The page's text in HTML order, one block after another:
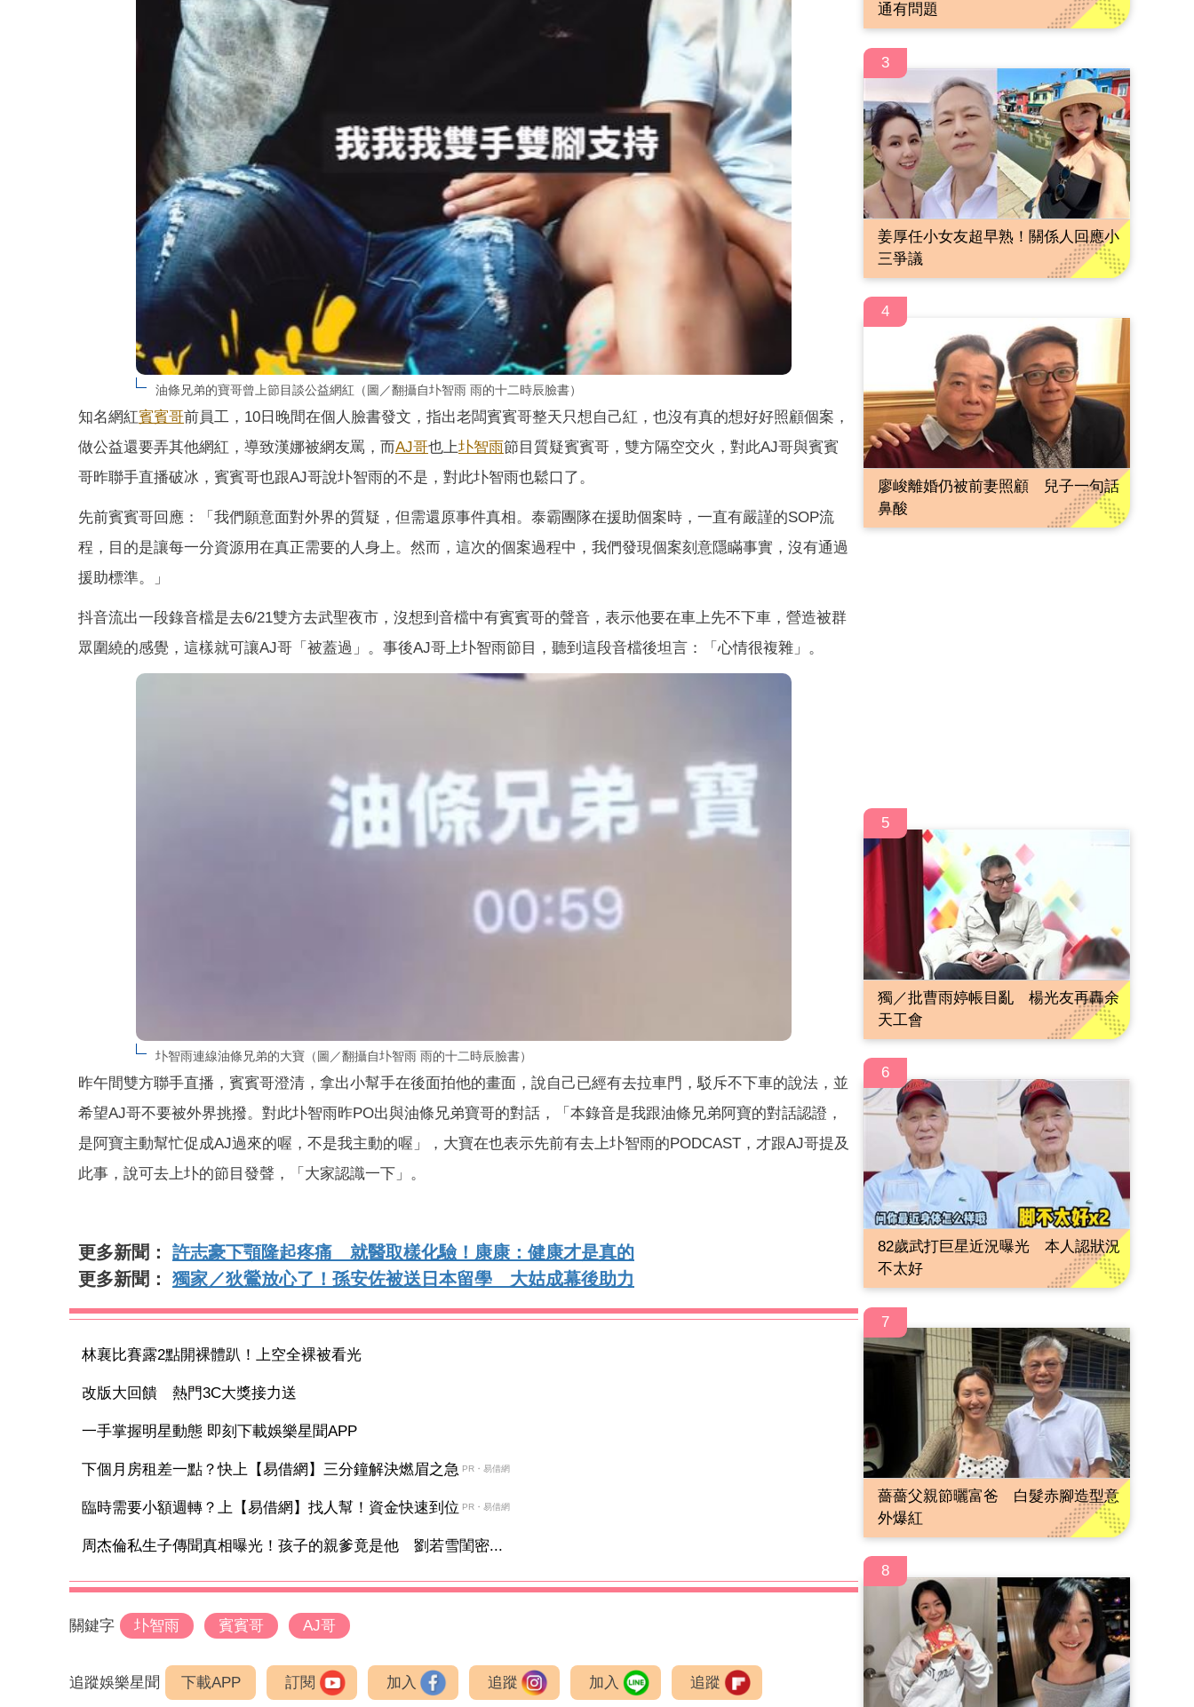
油條兄弟的寶哥曾上節目談公益網紅（圖／翻攝自圤智雨 雨的十二時辰臉書）
知名網紅賓賓哥前員工，10日晚間在個人臉書發文，指出老闆賓賓哥整天只想自己紅，也沒有真的想好好照顧個案，
做公益還要弄其他網紅，導致漢娜被網友罵，而AJ哥也上圤智雨節目質疑賓賓哥，雙方隔空交火，對此AJ哥與賓賓
哥昨聯手直播破冰，賓賓哥也跟AJ哥說圤智雨的不是，對此圤智雨也鬆口了。
先前賓賓哥回應：「我們願意面對外界的質疑，但需還原事件真相。泰霸團隊在援助個案時，一直有嚴謹的SOP流
程，目的是讓每一分資源用在真正需要的人身上。然而，這次的個案過程中，我們發現個案刻意隱瞞事實，沒有通過
援助標準。」
抖音流出一段錄音檔是去6/21雙方去武聖夜市，沒想到音檔中有賓賓哥的聲音，表示他要在車上先不下車，營造被群
眾圍繞的感覺，這樣就可讓AJ哥「被蓋過」。事後AJ哥上圤智雨節目，聽到這段音檔後坦言：「心情很複雜」。
圤智雨連線油條兄弟的大寶（圖／翻攝自圤智雨 雨的十二時辰臉書）
昨午間雙方聯手直播，賓賓哥澄清，拿出小幫手在後面拍他的畫面，說自己已經有去拉車門，駁斥不下車的說法，並
希望AJ哥不要被外界挑撥。對此圤智雨昨PO出與油條兄弟寶哥的對話，「本錄音是我跟油條兄弟阿寶的對話認證，
是阿寶主動幫忙促成AJ過來的喔，不是我主動的喔」，大寶在也表示先前有去上圤智雨的PODCAST，才跟AJ哥提及
此事，說可去上圤的節目發聲，「大家認識一下」。
更多新聞： 許志豪下顎隆起疼痛 就醫取樣化驗！康康：健康才是真的
更多新聞： 獨家／狄鶯放心了！孫安佐被送日本留學 大姑成幕後助力
林襄比賽露2點開裸體趴！上空全裸被看光
改版大回饋 熱門3C大獎接力送
一手掌握明星動態 即刻下載娛樂星聞APP
下個月房租差一點？快上【易借網】三分鐘解決燃眉之急 PR・易借網
臨時需要小額週轉？上【易借網】找人幫！資金快速到位 PR・易借網
周杰倫私生子傳聞真相曝光！孩子的親爹竟是他 劉若雪閨密...
關鍵字 圤智雨 賓賓哥 AJ哥
追蹤娛樂星聞 下載APP 訂閱 加入 追蹤 加入 追蹤
通有問題
3
姜厚任小女友超早熟！關係人回應小
三爭議
4
廖峻離婚仍被前妻照顧 兒子一句話
鼻酸
5
獨／批曹雨婷帳目亂 楊光友再轟余
天工會
6
82歲武打巨星近況曝光 本人認狀況
不太好
7
薔薔父親節曬富爸 白髮赤腳造型意
外爆紅
8